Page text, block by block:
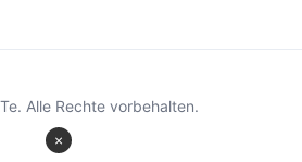
×
Alle Rechte vorbehalten.